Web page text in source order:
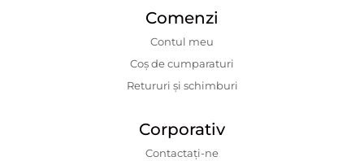
Comenzi
Contul meu
Coș de cumparaturi
Retururi și schimburi
Corporativ
Contactaţi-ne